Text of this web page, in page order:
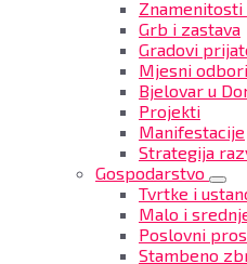
Znamenitosti
Grb i zastava
Gradovi
Mjesni odbori
Bjelovar u
Projekti
Manifestacije
Strategija
Gospodarstvo
Tvrtke i
Malo i
Poslovni
Stambeno